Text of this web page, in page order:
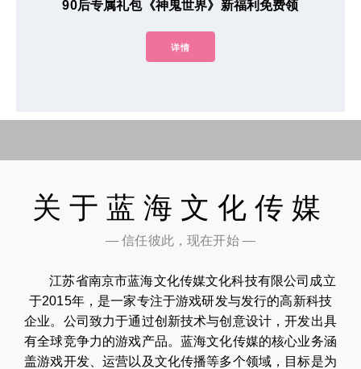
90后专属礼包《神鬼世界》新福利免费领
详情
关于蓝海文化传媒
— 信任彼此，现在开始 —
江苏省南京市蓝海文化传媒文化科技有限公司成立
于2015年，是一家专注于游戏研发与发行的高新科技
企业。公司致力于通过创新技术与创意设计，开发出具
有全球竞争力的游戏产品。蓝海文化传媒的核心业务涵
盖游戏开发、运营以及文化传播等多个领域，目标是为